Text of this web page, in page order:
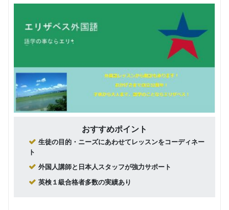
歳）
5,280円(税込) / 月
回数：3 / 1セッション50分
ット（２
歳）
5,280 円(税込) / 月
回数：3 / 1セッション50分
ポップコー
ントーク
グループレッスン
5,280
回数：3 / 1セッション50分
TALKids
トーキッズ
（４～５歳
7,480円(税込) / 月
おすすめポイント
生徒の目的・ニーズにあわせてレッスンをコーディネー
ト
外国人講師と日本人スタッフが強力サポート
英検１級合格者多数の実績あり